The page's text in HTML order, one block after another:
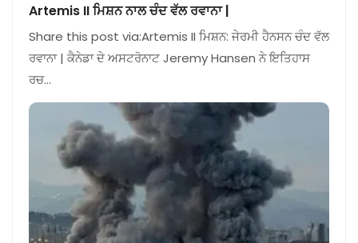
Artemis II ਮਿਸ਼ਨ ਨਾਲ ਚੰਦ ਵੱਲ ਰਵਾਨਾ |
Share this post via:Artemis II ਮਿਸ਼ਨ: ਜੇਰਮੀ ਹੈਨਸਨ ਚੰਦ ਵੱਲ
ਰਵਾਨਾ | ਕੈਨੇਡਾ ਦੇ ਅਸਟਰੋਨਾਟ Jeremy Hansen ਨੇ ਇਤਿਹਾਸ
ਰਚ…